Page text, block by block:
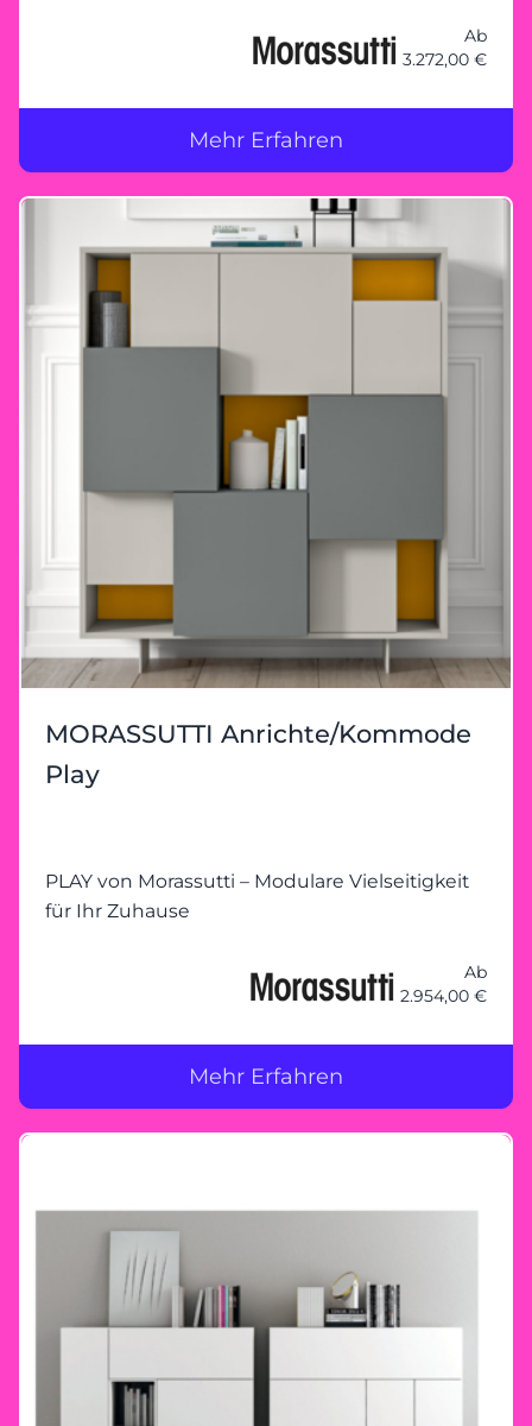
Ab
3.272,00 €
Mehr Erfahren
MORASSUTTI Anrichte/Kommode
Play
PLAY von Morassutti – Modulare Vielseitigkeit
für Ihr Zuhause
Ab
2.954,00 €
Mehr Erfahren